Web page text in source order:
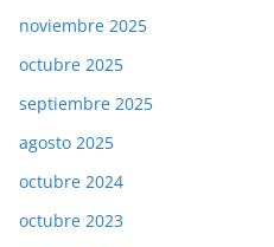
noviembre 2025
octubre 2025
septiembre 2025
agosto 2025
octubre 2024
octubre 2023